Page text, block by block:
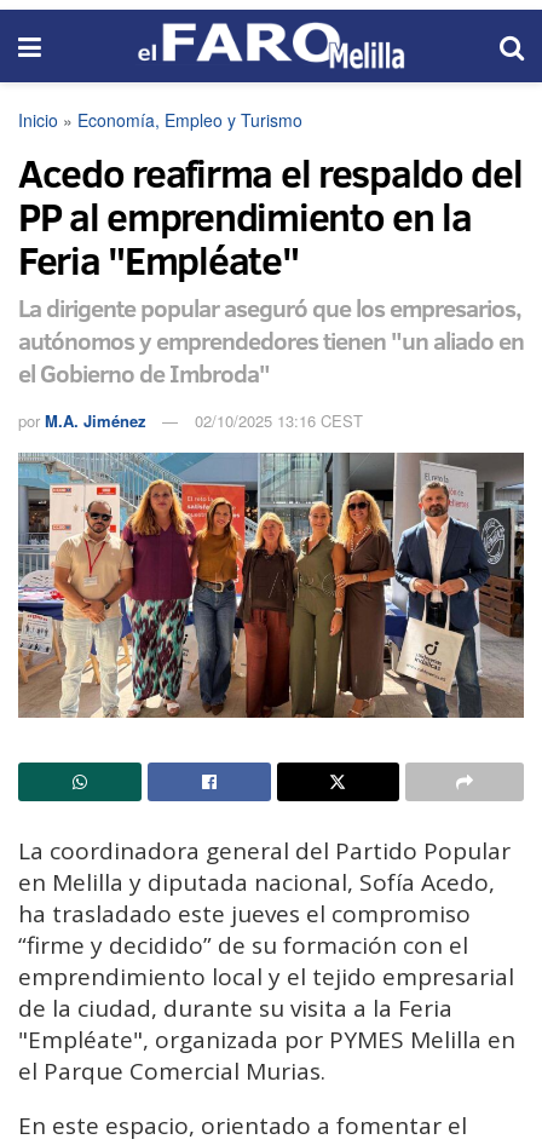
Inicio » Economía, Empleo y Turismo
Acedo reafirma el respaldo del
PP al emprendimiento en la
Feria "Empléate"
La dirigente popular aseguró que los empresarios,
autónomos y emprendedores tienen "un aliado en
el Gobierno de Imbroda"
por M.A. Jiménez 02/10/2025 13:16 CEST
La coordinadora general del Partido Popular
en Melilla y diputada nacional, Sofía Acedo,
ha trasladado este jueves el compromiso
“firme y decidido” de su formación con el
emprendimiento local y el tejido empresarial
de la ciudad, durante su visita a la Feria
"Empléate", organizada por PYMES Melilla en
el Parque Comercial Murias.
En este espacio, orientado a fomentar el